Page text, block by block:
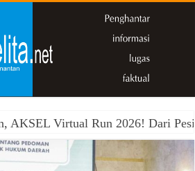
AKSEL Virtual Run 2026! Dari